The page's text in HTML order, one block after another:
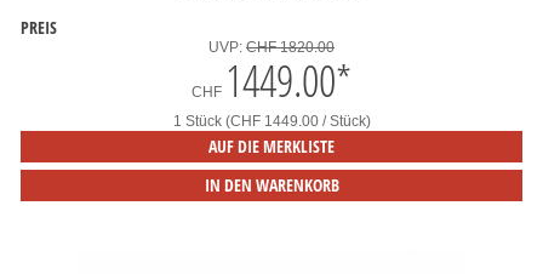
PREIS
UVP: CHF 1820.00
CHF 1449.00*
1 Stück (CHF 1449.00 / Stück)
AUF DIE MERKLISTE
IN DEN WARENKORB